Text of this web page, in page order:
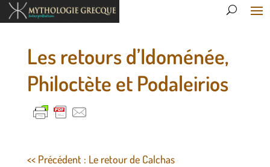
Les retours d’Idoménée,
Philoctète et Podaleirios
<< Précédent : Le retour de Calchas